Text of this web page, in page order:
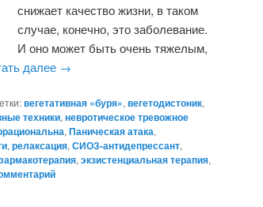
снижает качество жизни, в таком
случае, конечно, это заболевание.
И оно может быть очень тяжелым,
далее →
вегетативная «буря», вегетодистоник,
техники, невротическое тревожное
, Паническая атака,
, релаксация, СИОЗ-антидепрессант,
, экзистенциальная терапия,